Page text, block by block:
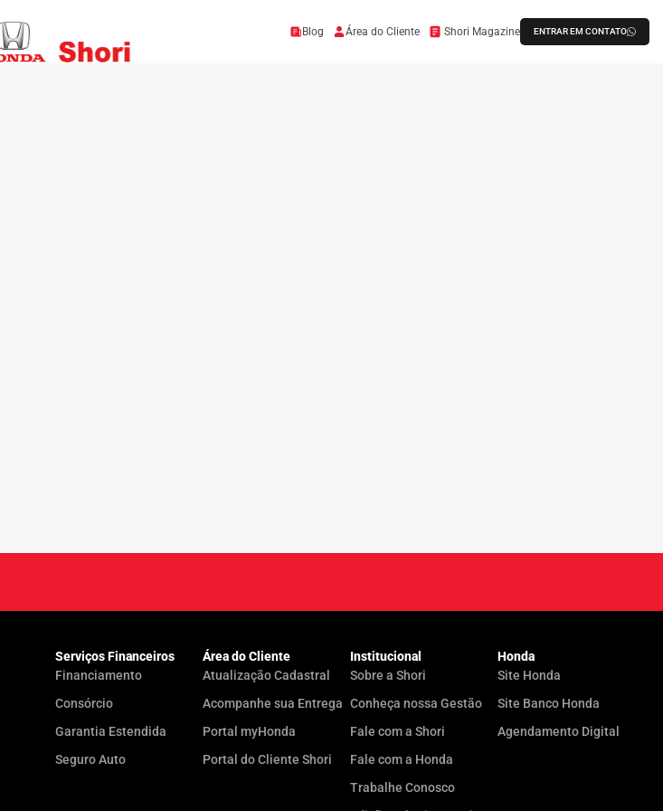
Blog Área do Cliente Shori Magazine ENTRAR EM CONTATO
Serviços Financeiros
Financiamento
Consórcio
Garantia Estendida
Seguro Auto
Área do Cliente
Atualização Cadastral
Acompanhe sua Entrega
Portal myHonda
Portal do Cliente Shori
Institucional
Sobre a Shori
Conheça nossa Gestão
Fale com a Shori
Fale com a Honda
Trabalhe Conosco
Honda
Site Honda
Site Banco Honda
Agendamento Digital